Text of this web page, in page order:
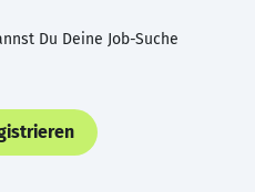
Du Deine Job-Suche